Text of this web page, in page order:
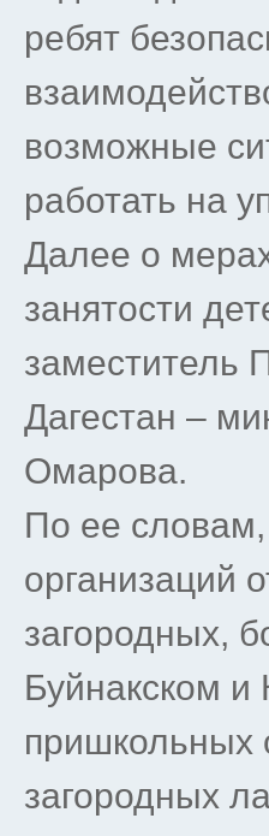
ребят
возможные
работать на
Далее о
занятости
заместитель
Дагестан –
Омарова.
По ее
организаций
загородных,
Буйнакском и
пришкольных
загородных